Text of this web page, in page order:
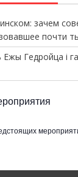
зачем
почти
Гедройца і